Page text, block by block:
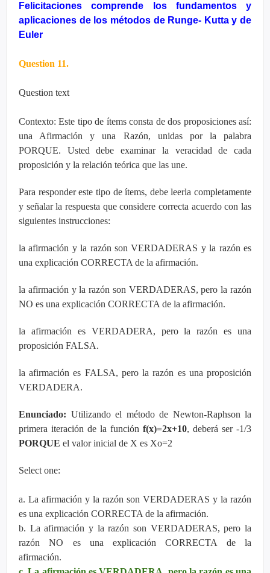
Felicitaciones comprende los fundamentos y
aplicaciones de los métodos de Runge- Kutta y de
Euler
Question 11.
Question text
Contexto: Este tipo de ítems consta de dos proposiciones así:
una Afirmación y una Razón, unidas por la palabra
PORQUE. Usted debe examinar la veracidad de cada
proposición y la relación teórica que las une.
Para responder este tipo de ítems, debe leerla completamente
y señalar la respuesta que considere correcta acuerdo con las
siguientes instrucciones:
la afirmación y la razón son VERDADERAS y la razón es
una explicación CORRECTA de la afirmación.
la afirmación y la razón son VERDADERAS, pero la razón
NO es una explicación CORRECTA de la afirmación.
la afirmación es VERDADERA, pero la razón es una
proposición FALSA.
la afirmación es FALSA, pero la razón es una proposición
VERDADERA.
Enunciado: Utilizando el método de Newton-Raphson la
primera iteración de la función f(x)=2x+10, deberá ser -1/3
PORQUE el valor inicial de X es Xo=2
Select one:
a. La afirmación y la razón son VERDADERAS y la razón
es una explicación CORRECTA de la afirmación.
b. La afirmación y la razón son VERDADERAS, pero la
razón NO es una explicación CORRECTA de la
afirmación.